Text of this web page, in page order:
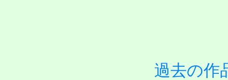
過去の作